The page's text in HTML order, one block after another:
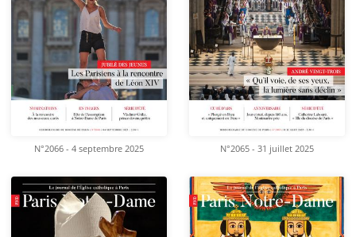
N°2066 - 4 septembre 2025 N°2065 - 31 juillet 2025